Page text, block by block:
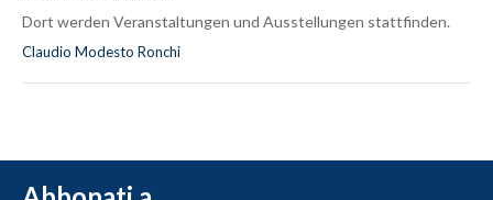
Dort werden Veranstaltungen und Ausstellungen stattfinden.
Claudio Modesto Ronchi